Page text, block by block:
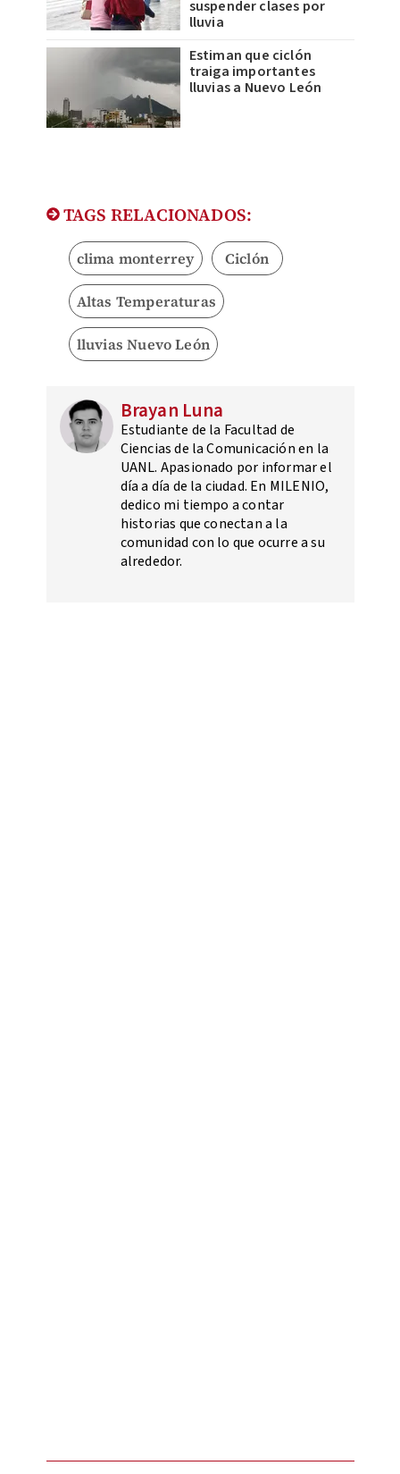
suspender clases por
lluvia
Estiman que ciclón
traiga importantes
lluvias a Nuevo León
TAGS RELACIONADOS:
clima monterrey Ciclón
Altas Temperaturas
lluvias Nuevo León
Brayan Luna
Estudiante de la Facultad de
Ciencias de la Comunicación en la
UANL. Apasionado por informar el
día a día de la ciudad. En MILENIO,
dedico mi tiempo a contar
historias que conectan a la
comunidad con lo que ocurre a su
alrededor.